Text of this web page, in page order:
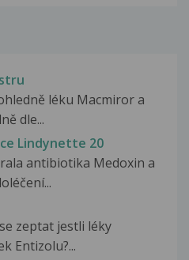
léku Macmiror a
dle...
Lindynette 20
antibiotika Medoxin a
zeptat jestli léky
Entizolu?...